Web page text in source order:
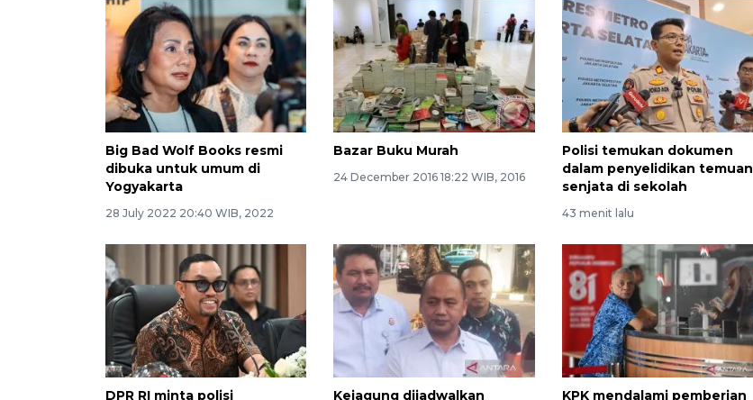
Big Bad Wolf Books resmi
dibuka untuk umum di
Yogyakarta
28 July 2022 20:40 WIB, 2022
Bazar Buku Murah
24 December 2016 18:22 WIB, 2016
Polisi temukan dokumen
dalam penyelidikan temuan
senjata di sekolah
43 menit lalu
DPR RI minta polisi Kejagung dijadwalkan KPK mendalami pemberian